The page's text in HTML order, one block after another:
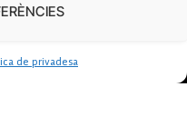
de privadesa